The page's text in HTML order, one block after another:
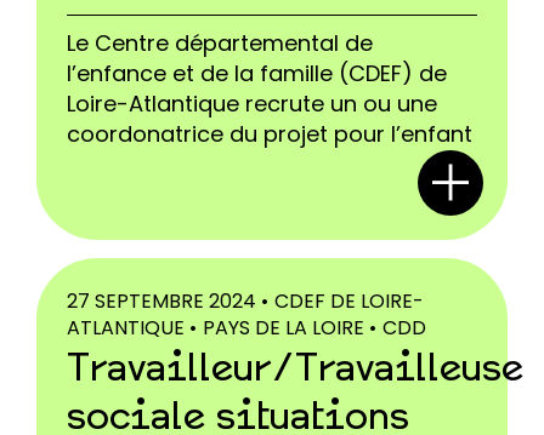
Le Centre départemental de
l’enfance et de la famille (CDEF) de
Loire-Atlantique recrute un ou une
coordonatrice du projet pour l’enfant
27 SEPTEMBRE 2024 • CDEF DE LOIRE-
ATLANTIQUE • PAYS DE LA LOIRE • CDD
Travailleur/Travailleuse
sociale situations